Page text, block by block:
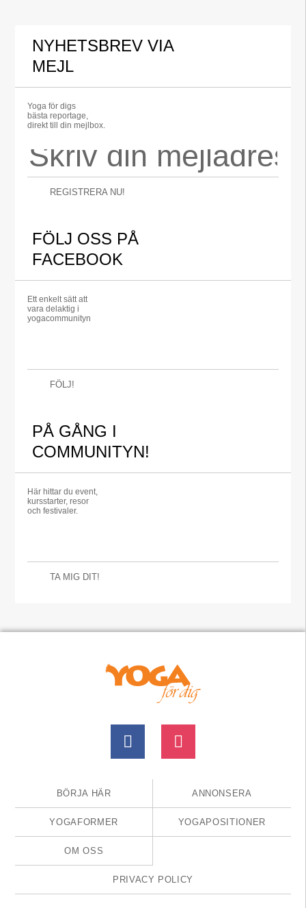
NYHETSBREV VIA
MEJL
Yoga för digs
bästa reportage,
direkt till din mejlbox.
REGISTRERA NU!
FÖLJ OSS PÅ
FACEBOOK
Ett enkelt sätt att
vara delaktig i
yogacommunityn
FÖLJ!
PÅ GÅNG I
COMMUNITYN!
Här hittar du event,
kursstarter, resor
och festivaler.
TA MIG DIT!
BÖRJA HÄR ANNONSERA
YOGAFORMER YOGAPOSITIONER
OM OSS
PRIVACY POLICY